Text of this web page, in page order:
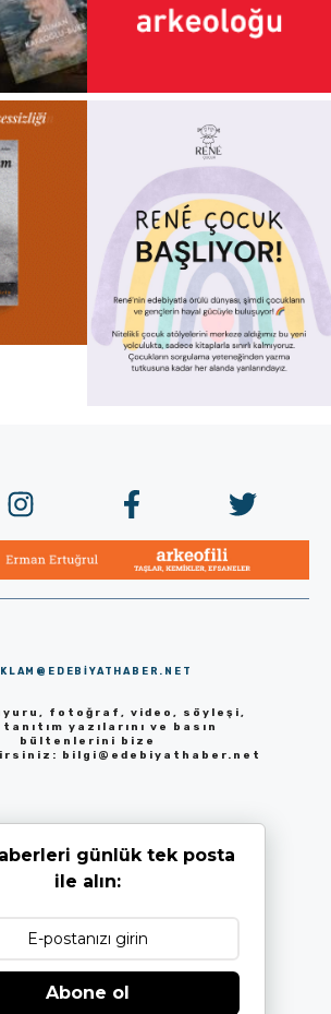
fotoğraf, video, söyleşi,
yazılarını ve basın
bültenlerini bize
bilgi@edebiyathaber.net
günlük tek posta
ile alın:
Abone ol